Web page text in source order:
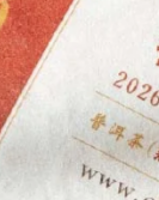
格之要義，其
感風格，為達
到完美茶品的口
專著」(本篇文